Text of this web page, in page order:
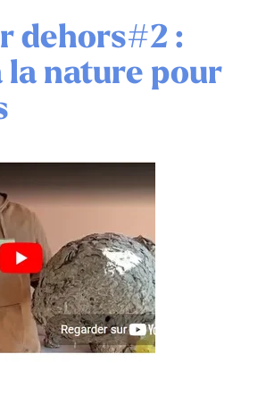
dehors#2 :
la nature pour